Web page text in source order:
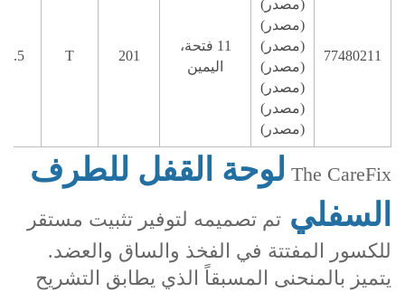
77480211
(مصدر)
(مصدر)
(مصدر)
(مصدر)
(مصدر)
(مصدر)
(مصدر)
11 فتحة،
اليمين
201
T 3.5 مم
The CareFix لوحة القفل للطرف
السفلي تم تصميمه لتوفير تثبيت مستقر
للكسور المفتتة في الفخذ والساق والعضد.
يتميز بالمنحنى المسبقاً الذي يطابق التشريح